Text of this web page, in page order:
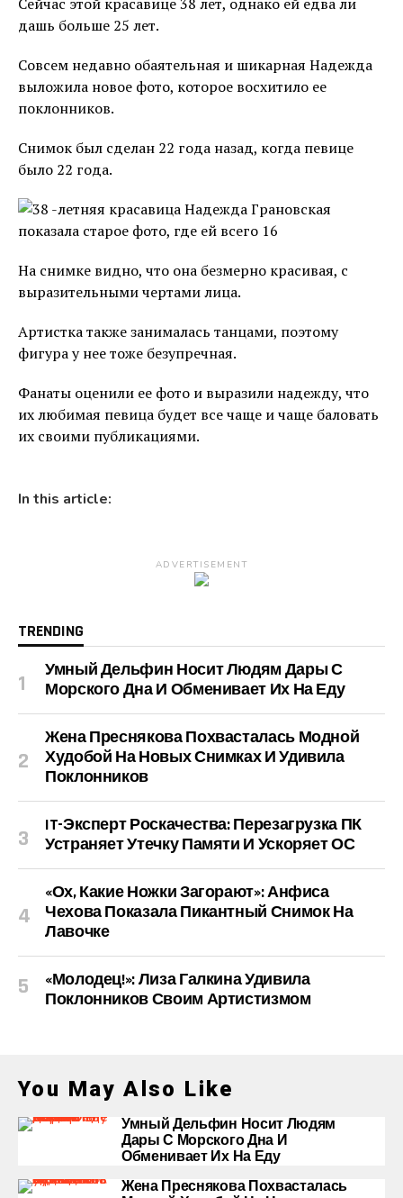
дашь больше 25 лет.
Совсем недавно обаятельная и шикарная Надежда
выложила новое фото, которое восхитило ее
поклонников.
Снимок был сделан 22 года назад, когда певице
было 22 года.
На снимке видно, что она безмерно красивая, с
выразительными чертами лица.
Артистка также занималась танцами, поэтому
фигура у нее тоже безупречная.
Фанаты оценили ее фото и выразили надежду, что
их любимая певица будет все чаще и чаще баловать
их своими публикациями.
In this article:
ADVERTISEMENT
TRENDING
Умный Дельфин Носит Людям Дары С
Морского Дна И Обменивает Их На Еду
Жена Преснякова Похвасталась Модной
Худобой На Новых Снимках И Удивила
Поклонников
IT-Эксперт Роскачества: Перезагрузка ПК
Устраняет Утечку Памяти И Ускоряет ОС
«Ох, Какие Ножки Загорают»: Анфиса
Чехова Показала Пикантный Снимок На
Лавочке
«Молодец!»: Лиза Галкина Удивила
Поклонников Своим Артистизмом
You May Also Like
Умный Дельфин Носит Людям
Дары С Морского Дна И
Обменивает Их На Еду
Жена Преснякова Похвасталась